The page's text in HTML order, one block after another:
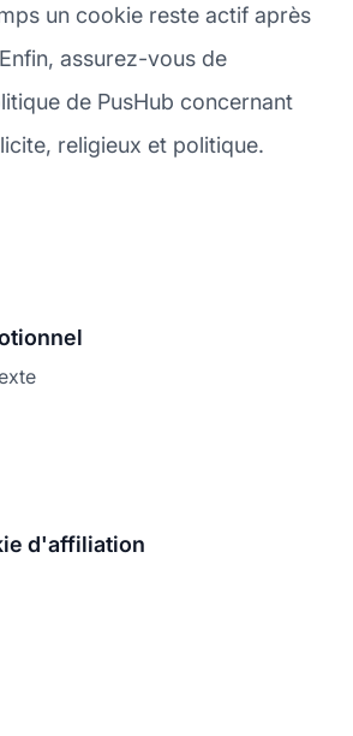
un cookie reste actif après
assurez-vous de
de PusHub concernant
religieux et politique.
d'affiliation